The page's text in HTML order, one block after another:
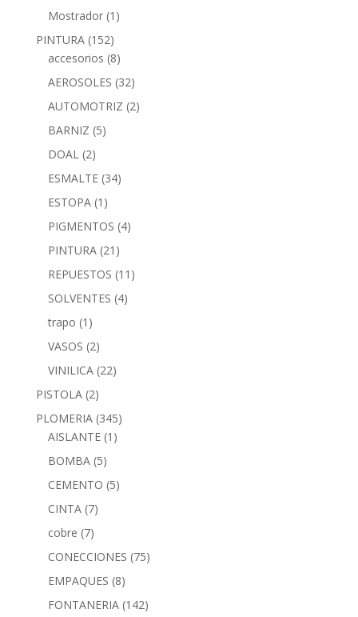
Mostrador (1)
PINTURA (152)
accesorios (8)
AEROSOLES (32)
AUTOMOTRIZ (2)
BARNIZ (5)
DOAL (2)
ESMALTE (34)
ESTOPA (1)
PIGMENTOS (4)
PINTURA (21)
REPUESTOS (11)
SOLVENTES (4)
trapo (1)
VASOS (2)
VINILICA (22)
PISTOLA (2)
PLOMERIA (345)
AISLANTE (1)
BOMBA (5)
CEMENTO (5)
CINTA (7)
cobre (7)
CONECCIONES (75)
EMPAQUES (8)
FONTANERIA (142)